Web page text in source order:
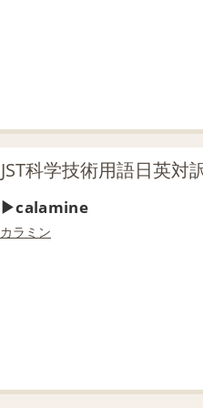
JST科学技術用語日英
calamine
カラミン